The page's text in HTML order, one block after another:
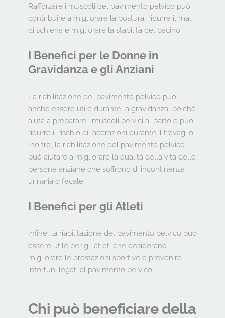
Rafforzare i muscoli del pavimento pelvico può
contribuire a migliorare la postura, ridurre il mal
di schiena e migliorare la stabilità del bacino.
I Benefici per le Donne in
Gravidanza e gli Anziani
La riabilitazione del pavimento pelvico può
anche essere utile durante la gravidanza, poiché
aiuta a preparare i muscoli pelvici al parto e può
ridurre il rischio di lacerazioni durante il travaglio.
Inoltre, la riabilitazione del pavimento pelvico
può aiutare a migliorare la qualità della vita delle
persone anziane che soffrono di incontinenza
urinaria o fecale.
I Benefici per gli Atleti
Infine, la riabilitazione del pavimento pelvico può
essere utile per gli atleti che desiderano
migliorare le prestazioni sportive e prevenire
infortuni legati al pavimento pelvico.
Chi può beneficiare della